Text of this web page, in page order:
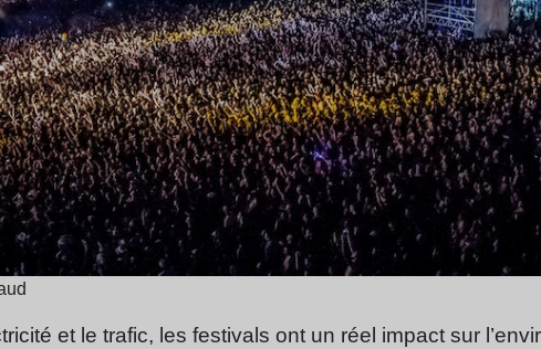
et le trafic, les festivals ont un réel impact sur